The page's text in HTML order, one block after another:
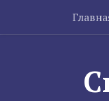
Skip to content